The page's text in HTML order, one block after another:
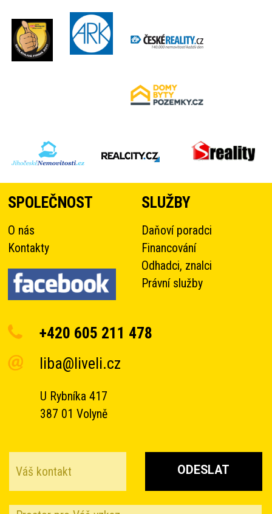
SPOLEČNOST
O nás
Kontakty
SLUŽBY
Daňoví poradci
Financování
Odhadci, znalci
Právní služby
+420 605 211 478
liba@liveli.cz
U Rybníka 417
387 01 Volyně
ODESLAT